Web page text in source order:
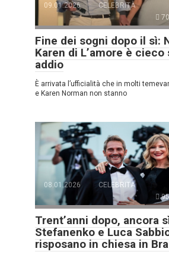
09.01.2026
CELEBRITÀ
Fine dei sogni dopo il sì:
Karen di L’amore è
addio
È arrivata l’ufficialità che in molti
e Karen Norman non stanno
08.01.2026
CELEBRITÀ
Trent’anni dopo, ancora
Stefanenko e Luca
risposano in chiesa in